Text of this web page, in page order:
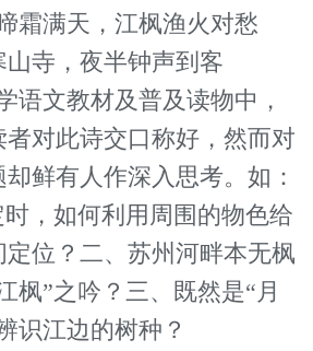
霜满天，江枫渔火对愁
寺，夜半钟声到客
语文教材及普及读物中，
者对此诗交口称好，然而对
鲜有人作深入思考。如：
时，如何利用周围的物色给
位？二、苏州河畔本无枫
枫”之吟？三、既然是“月
识江边的树种？